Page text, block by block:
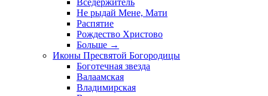
Вседержитель
Не рыдай Мене, Мати
Распятие
Рождество Христово
Больше →
Иконы Пресвятой Богородицы
Боготечная звезда
Валаамская
Владимирская